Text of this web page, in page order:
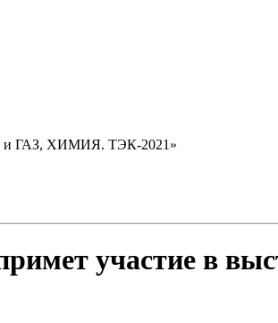
и ГАЗ, ХИМИЯ. ТЭК-2021»
участие в